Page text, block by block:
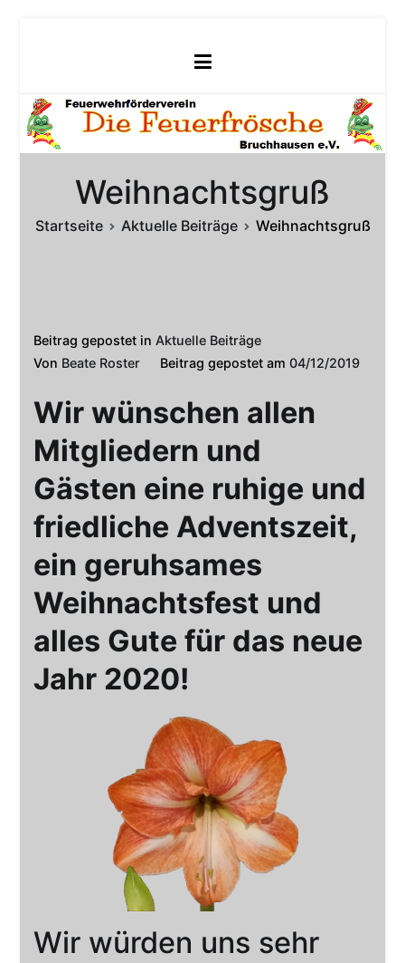
Weihnachtsgruß
Startseite Aktuelle Beiträge Weihnachtsgruß
Beitrag gepostet inAktuelle Beiträge
Von Beate Roster Beitrag gepostet am 04/12/2019
Wir wünschen allen
Mitgliedern und
Gästen eine ruhige und
friedliche Adventszeit,
ein geruhsames
Weihnachtsfest und
alles Gute für das neue
Jahr 2020!
Wir würden uns sehr